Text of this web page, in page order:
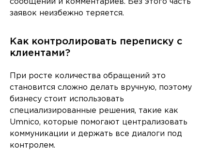
сообщений и комментариев. Без этого часть
заявок неизбежно теряется.
Как контролировать переписку с
клиентами?
При росте количества обращений это
становится сложно делать вручную, поэтому
бизнесу стоит использовать
специализированные решения, такие как
Umnico, которые помогают централизовать
коммуникации и держать все диалоги под
контролем.